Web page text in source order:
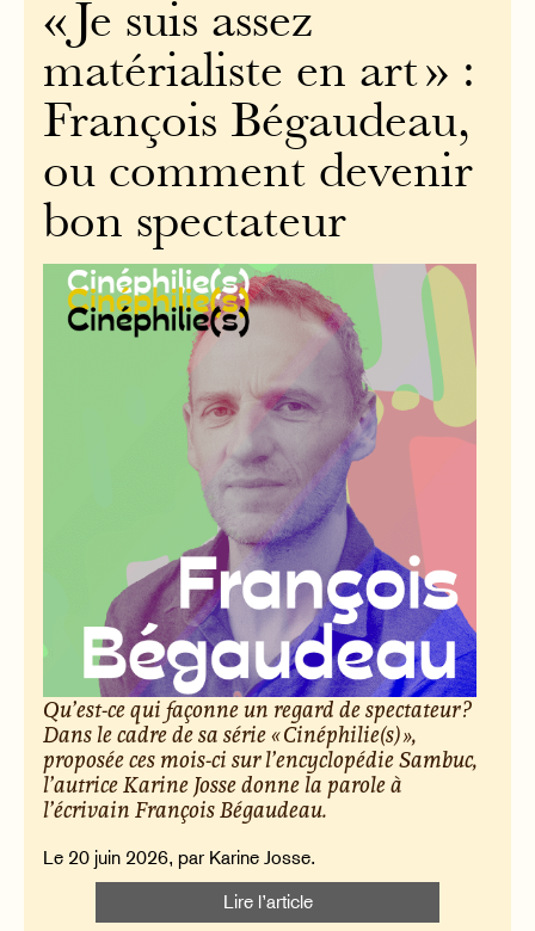
« Je suis assez
matérialiste en art » :
François Bégaudeau,
ou comment devenir
bon spectateur
Qu’est-ce qui façonne un regard de spectateur ?
Dans le cadre de sa série « Cinéphilie(s) »,
proposée ces mois-ci sur l’encyclopédie Sambuc,
l’autrice Karine Josse donne la parole à
l’écrivain François Bégaudeau.
Le 20 juin 2026, par Karine Josse.
Lire l’article